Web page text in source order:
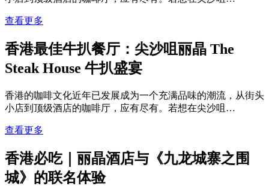
查看更多
香港最佳牛扒餐厅：尖沙咀丽晶 The
Steak House 牛扒盛宴
香港的咖啡文化近年已发展成为一个充满品味的潮流，从街头
小店到顶级酒店的咖啡厅，应有尽有。若想在尖沙咀…
查看更多
香港必吃｜丽晶酒店与《九龙城寨之围
城》的联名体验